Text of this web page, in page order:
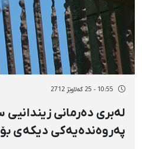
10:55 - 25 گەلاوێژ 2712
لەبری دەرمانی
پەروەندەیەكی دیكەی بۆ